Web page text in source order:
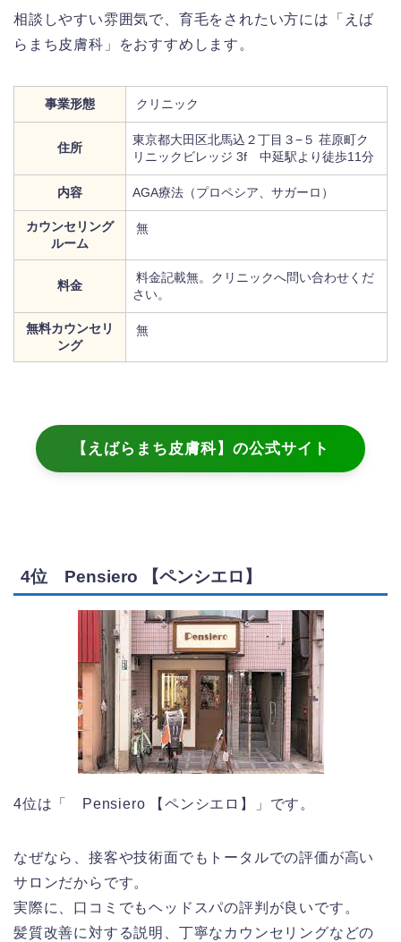
相談しやすい雰囲気で、育毛をされたい方には「えば
らまち皮膚科」をおすすめします。
事業形態 クリニック
住所
東京都大田区北馬込２丁目３−５ 荏原町ク
リニックビレッジ 3f 中延駅より徒歩11分
内容 AGA療法（プロペシア、サガーロ）
カウンセリング
ルーム
無
料金
料金記載無。クリニックへ問い合わせくだ
さい。
無料カウンセリ
ング
無
【えばらまち皮膚科】の公式サイト
4位 Pensiero 【ペンシエロ】
4位は「 Pensiero 【ペンシエロ】」です。
なぜなら、接客や技術面でもトータルでの評価が高い
サロンだからです。
実際に、口コミでもヘッドスパの評判が良いです。
髪質改善に対する説明、丁寧なカウンセリングなどの